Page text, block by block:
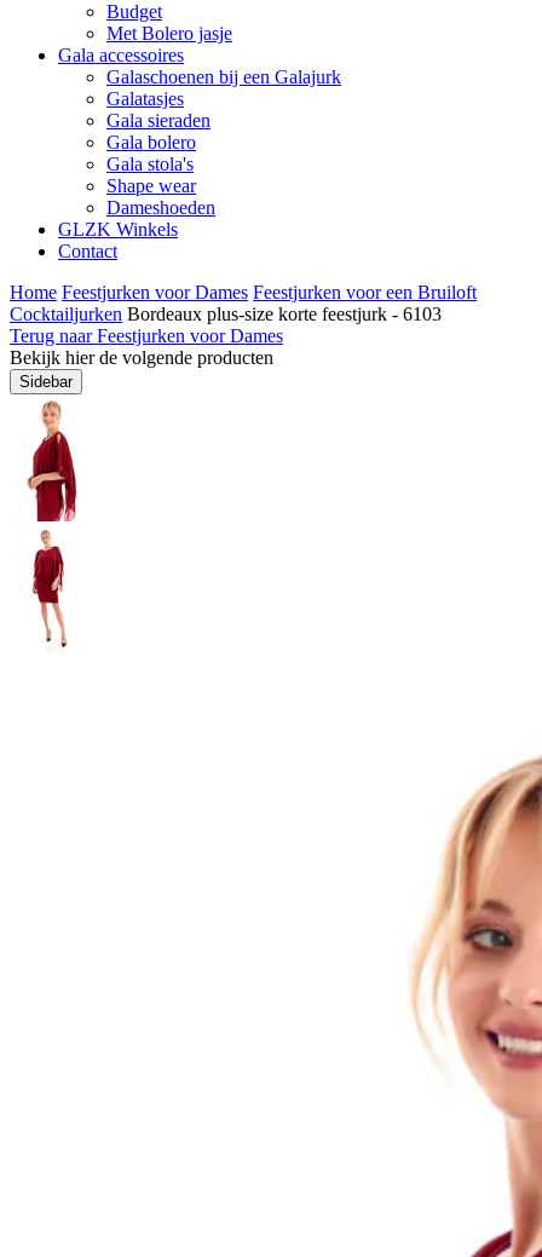
Budget
Met Bolero jasje
Gala accessoires
Galaschoenen bij een Galajurk
Galatasjes
Gala sieraden
Gala bolero
Gala stola's
Shape wear
Dameshoeden
GLZK Winkels
Contact
Home Feestjurken voor Dames Feestjurken voor een Bruiloft
Cocktailjurken Bordeaux plus-size korte feestjurk - 6103
Terug naar Feestjurken voor Dames
Bekijk hier de volgende producten
Sidebar